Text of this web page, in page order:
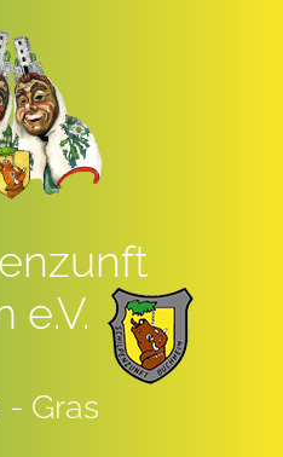
e.V.
Gras